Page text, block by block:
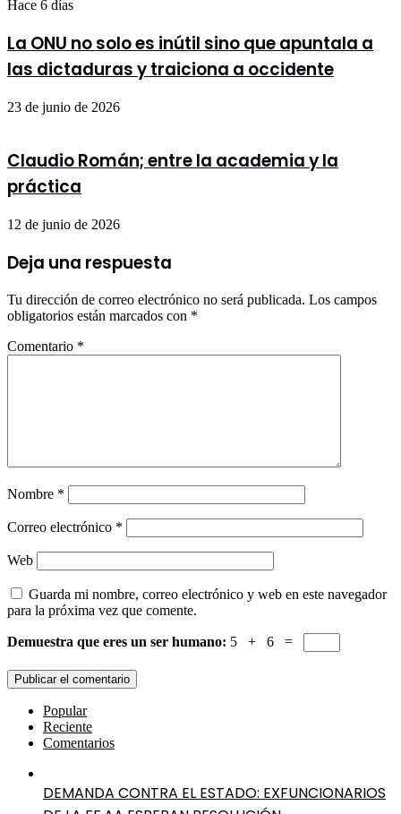
Hace 6 días
La ONU no solo es inútil sino que apuntala a
las dictaduras y traiciona a occidente
23 de junio de 2026
Claudio Román; entre la academia y la
práctica
12 de junio de 2026
Deja una respuesta
Tu dirección de correo electrónico no será publicada. Los campos
obligatorios están marcados con *
Comentario *
Nombre *
Correo electrónico *
Web
Guarda mi nombre, correo electrónico y web en este navegador
para la próxima vez que comente.
Demuestra que eres un ser humano: 5 + 6 =
Popular
Reciente
Comentarios
DEMANDA CONTRA EL ESTADO: EXFUNCIONARIOS